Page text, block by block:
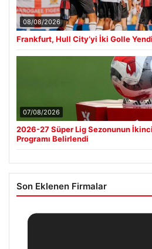
08/08/2026
Frankfurt, Hull City’yi İki Golle Yendi
07/08/2026
2026-27 Süper Lig Sezonunun
Programı Belirlendi
Son Eklenen Firmalar